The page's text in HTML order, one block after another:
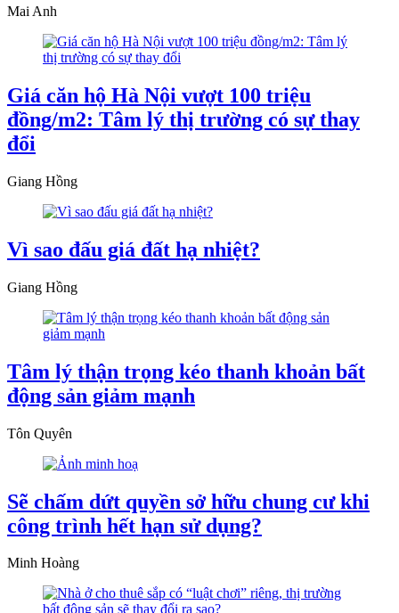
Mai Anh
Giá căn hộ Hà Nội vượt 100 triệu
đồng/m2: Tâm lý thị trường có sự thay
đổi
Giang Hồng
Vì sao đấu giá đất hạ nhiệt?
Giang Hồng
Tâm lý thận trọng kéo thanh khoản bất
động sản giảm mạnh
Tôn Quyên
Sẽ chấm dứt quyền sở hữu chung cư khi
công trình hết hạn sử dụng?
Minh Hoàng